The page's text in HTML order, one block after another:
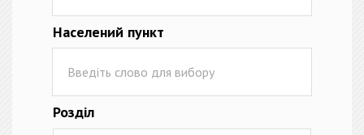
Населений пункт
Розділ